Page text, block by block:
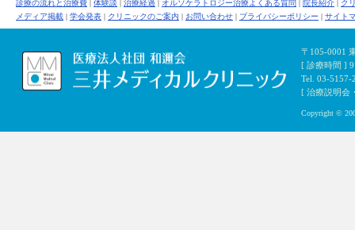
診療の流れと治療費 | 体験談 | 治療経過 | オルソケラトロジー治療よくある質問 | 院長紹介 | ク
メディア掲載 | 学会発表 | クリニックのご案内 | お問い合わせ | プライバシーポリシー | サイト
〒105-0001
[ 診療時間 ]
Tel. 03-5157-
[ 治療説明会
Copyright ©